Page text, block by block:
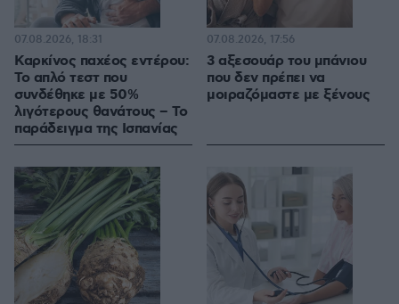
Καρκίνος παχέος εντέρου:
Το απλό τεστ που
συνδέθηκε με 50%
λιγότερους θανάτους – Το
παράδειγμα της Ισπανίας
07.08.2026, 18:31
3 αξεσουάρ του μπάνιου
που δεν πρέπει να
μοιραζόμαστε με ξένους
07.08.2026, 17:56